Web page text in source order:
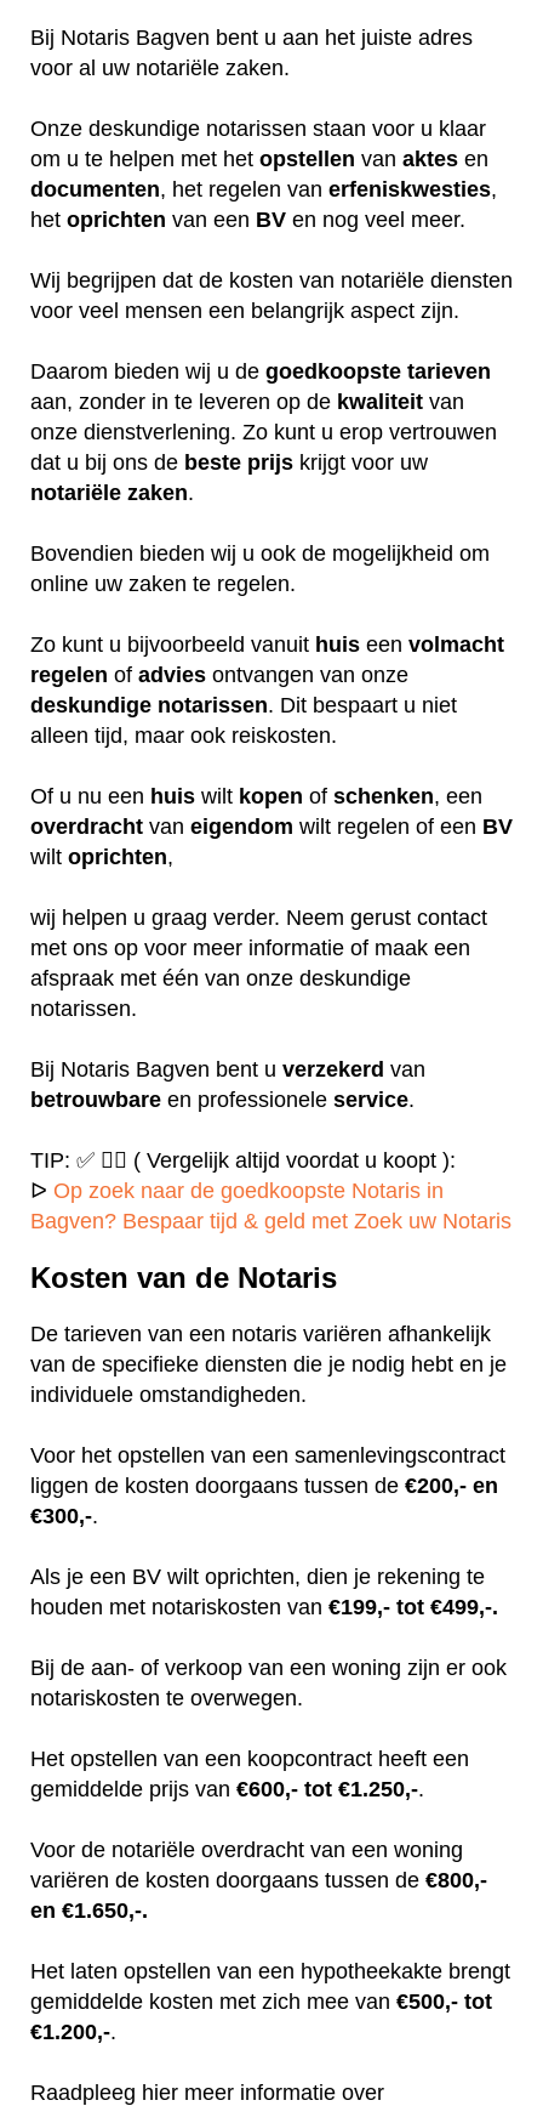
Bij Notaris Bagven bent u aan het juiste adres
voor al uw notariële zaken.
Onze deskundige notarissen staan voor u klaar
om u te helpen met het opstellen van aktes en
documenten, het regelen van erfeniskwesties,
het oprichten van een BV en nog veel meer.
Wij begrijpen dat de kosten van notariële diensten
voor veel mensen een belangrijk aspect zijn.
Daarom bieden wij u de goedkoopste tarieven
aan, zonder in te leveren op de kwaliteit van
onze dienstverlening. Zo kunt u erop vertrouwen
dat u bij ons de beste prijs krijgt voor uw
notariële zaken.
Bovendien bieden wij u ook de mogelijkheid om
online uw zaken te regelen.
Zo kunt u bijvoorbeeld vanuit huis een volmacht
regelen of advies ontvangen van onze
deskundige notarissen. Dit bespaart u niet
alleen tijd, maar ook reiskosten.
Of u nu een huis wilt kopen of schenken, een
overdracht van eigendom wilt regelen of een BV
wilt oprichten,
wij helpen u graag verder. Neem gerust contact
met ons op voor meer informatie of maak een
afspraak met één van onze deskundige
notarissen.
Bij Notaris Bagven bent u verzekerd van
betrouwbare en professionele service.
TIP: ✅ ✍🏻 ( Vergelijk altijd voordat u koopt ):
ᐅ Op zoek naar de goedkoopste Notaris in
Bagven? Bespaar tijd & geld met Zoek uw Notaris
Kosten van de Notaris
De tarieven van een notaris variëren afhankelijk
van de specifieke diensten die je nodig hebt en je
individuele omstandigheden.
Voor het opstellen van een samenlevingscontract
liggen de kosten doorgaans tussen de €200,- en
€300,-.
Als je een BV wilt oprichten, dien je rekening te
houden met notariskosten van €199,- tot €499,-.
Bij de aan- of verkoop van een woning zijn er ook
notariskosten te overwegen.
Het opstellen van een koopcontract heeft een
gemiddelde prijs van €600,- tot €1.250,-.
Voor de notariële overdracht van een woning
variëren de kosten doorgaans tussen de €800,-
en €1.650,-.
Het laten opstellen van een hypotheekakte brengt
gemiddelde kosten met zich mee van €500,- tot
€1.200,-.
Raadpleeg hier meer informatie over